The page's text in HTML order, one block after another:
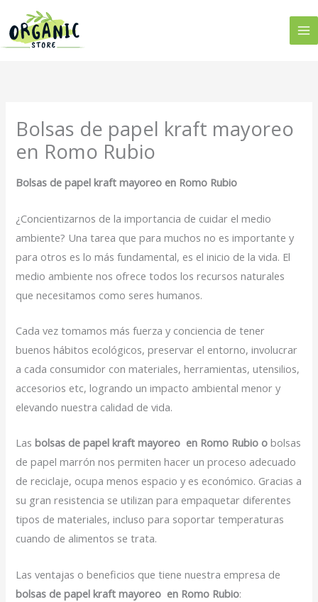
contenido
Bolsas de papel kraft mayoreo
en Romo Rubio
Bolsas de papel kraft mayoreo en Romo Rubio
¿Concientizarnos de la importancia de cuidar el medio
ambiente? Una tarea que para muchos no es importante y
para otros es lo más fundamental, es el inicio de la vida. El
medio ambiente nos ofrece todos los recursos naturales
que necesitamos como seres humanos.
Cada vez tomamos más fuerza y conciencia de tener
buenos hábitos ecológicos, preservar el entorno, involucrar
a cada consumidor con materiales, herramientas, utensilios,
accesorios etc, logrando un impacto ambiental menor y
elevando nuestra calidad de vida.
Lasbolsas de papel kraft mayoreo en Romo Rubio o bolsas
de papel marrón nos permiten hacer un proceso adecuado
de reciclaje, ocupa menos espacio y es económico. Gracias a
su gran resistencia se utilizan para empaquetar diferentes
tipos de materiales, incluso para soportar temperaturas
cuando de alimentos se trata.
Las ventajas o beneficios que tiene nuestra empresa de
bolsas de papel kraft mayoreo en Romo Rubio: